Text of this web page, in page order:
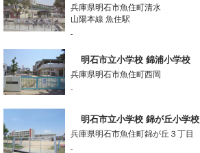
兵庫県明石市魚住町清水
山陽本線 魚住駅
-
明石市立小学校 錦浦小学校
兵庫県明石市魚住町西岡
-
明石市立小学校 錦が丘小学校
兵庫県明石市魚住町錦が丘３丁目
-